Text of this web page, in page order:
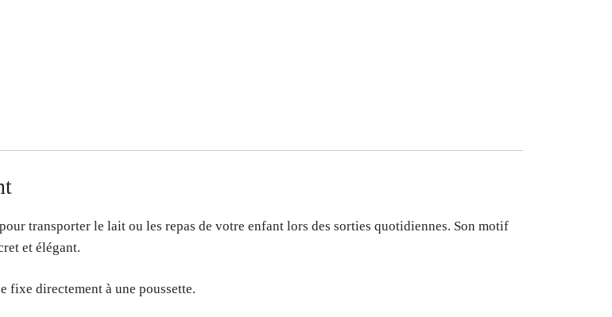
transporter le lait ou les repas de votre enfant lors des sorties quotidiennes. Son motif
et élégant.
fixe directement à une poussette.